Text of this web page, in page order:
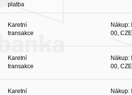
platba
Karetní
transakce
Nákup:
00,
Karetní
transakce
Nákup:
00,
Karetní
Nákup: